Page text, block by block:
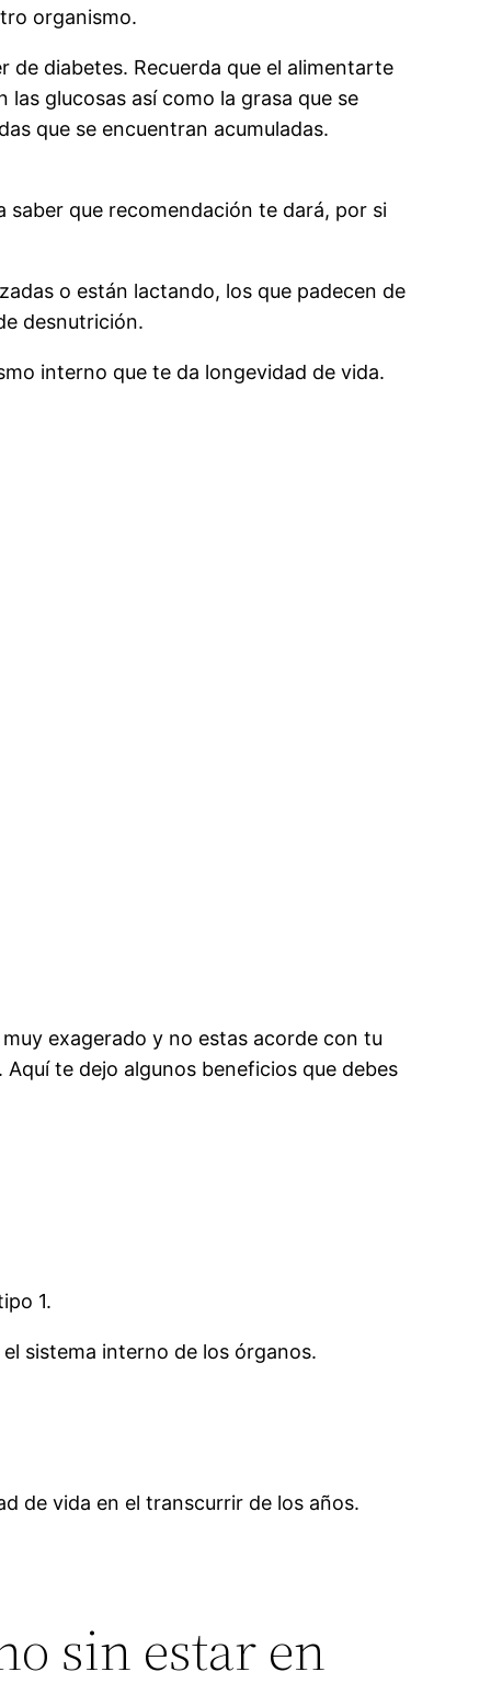
organismo.
de diabetes. Recuerda que el alimentarte
glucosas así como la grasa que se
que se encuentran acumuladas.
saber que recomendación te dará, por si
o están lactando, los que padecen de
desnutrición.
interno que te da longevidad de vida.
exagerado y no estas acorde con tu
te dejo algunos beneficios que debes
1.
sistema interno de los órganos.
de vida en el transcurrir de los años.
sin estar en